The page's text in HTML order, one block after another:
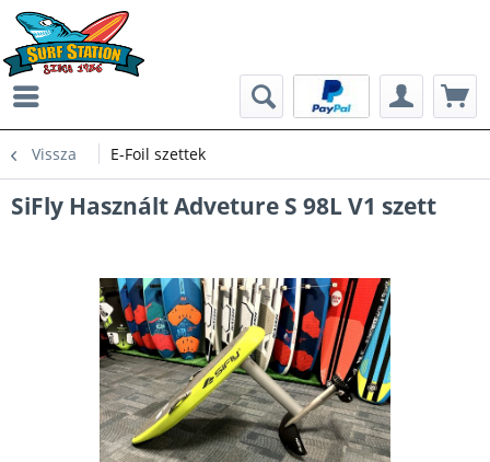
Vissza E-Foil szettek
SiFly Használt Adveture S 98L V1 szett